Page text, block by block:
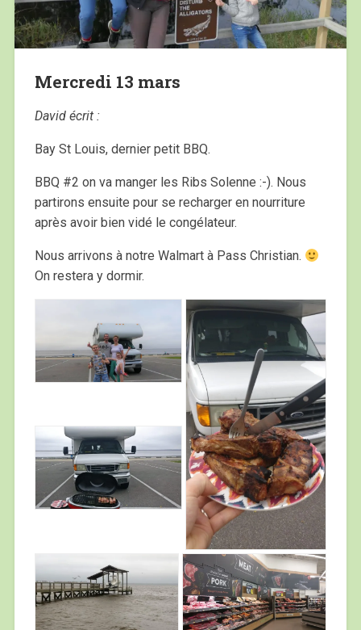
Mercredi 13 mars
David écrit :
Bay St Louis, dernier petit BBQ.
BBQ #2 on va manger les Ribs Solenne :-). Nous
partirons ensuite pour se recharger en nourriture
après avoir bien vidé le congélateur.
Nous arrivons à notre Walmart à Pass Christian.
On restera y dormir.